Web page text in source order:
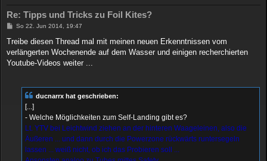
Re: Tipps und Tricks zu Foil Kites?
B
i
r
a
So 22. Jun 2014, 19:47
Treibe diesen Thread mal mit meinen neuen Erkenntnissen vom
verlängerten Wochenende auf dem Wasser und einigen recherchierten
Youtube-Videos weiter ...
ducnarrx hat geschrieben:
[...]
- Welche Möglichkeiten zum Self-Landing gibt es?
Lt. YTV bei Leichtwind ziehen an der hinteren Waageleinen, also die
Äußeren ... und dann durch die Powerzone rückwärts runtersegeln
lassen ... weiß nicht, ob ich das Probieren soll ...